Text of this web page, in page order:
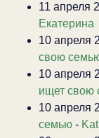
11 апреля
Екатерина
10 апреля
свою
10 апреля
ищет свою
10 апреля
семью - Kat